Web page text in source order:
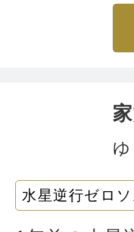
ル違反をす
いる物は後
が出来てい
人気があっ
が多く購入
ゆ
水星逆行ゼロソ